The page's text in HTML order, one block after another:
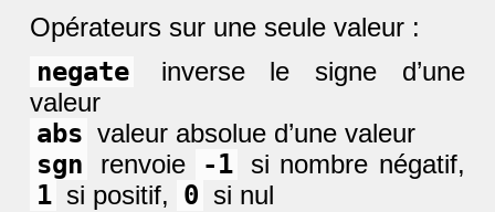
Opérateurs sur une seule valeur :
negate
inverse le signe d’une
valeur
abs valeur absolue d’une valeur
sgn renvoie -1 si nombre négatif,
1 si positif, 0 si nul